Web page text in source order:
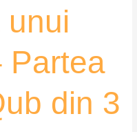
unui
Partea
din 3